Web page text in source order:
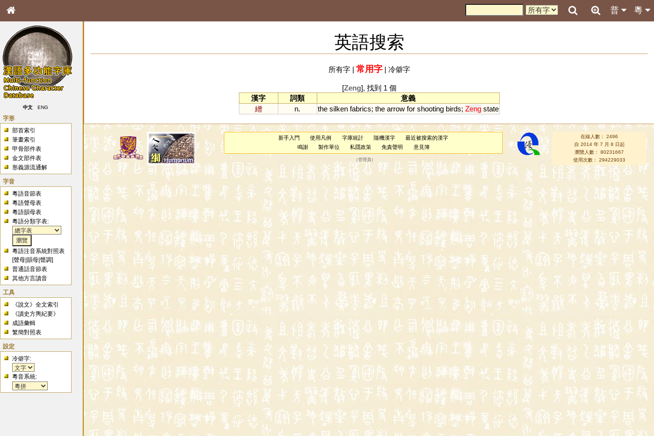
粵
普
中文 ENG
字形
部首索引
筆畫索引
甲骨部件表
金文部件表
形義源流通解
字音
粵語音節表
粵語聲母表
粵語韻母表
粵語分類字表:
粵語注音系統對照表
[聲母 |韻母 |聲調]
普通話音節表
其他方言讀音
工具
《說文》全文索引
《讀史方輿紀要》
成語彙輯
繁簡對照表
設定
冷僻字:
粵音系統:
英語搜索
所有字| 常用字| 冷僻字
[Zeng], 找到 1 個
漢字
詞類
意義
繒
n. the silken fabrics; the arrow for shooting birds; Zeng state
新手入門 使用凡例 字庫統計 隨機漢字
最近被搜索的漢字
鳴謝
製作單位 私隱政策 免責聲明 意見簿
（管理員 ）
在線人數： 2496
自 2014 年 7 月 8 日起
瀏覽人數： 80231667
使用次數： 294229033